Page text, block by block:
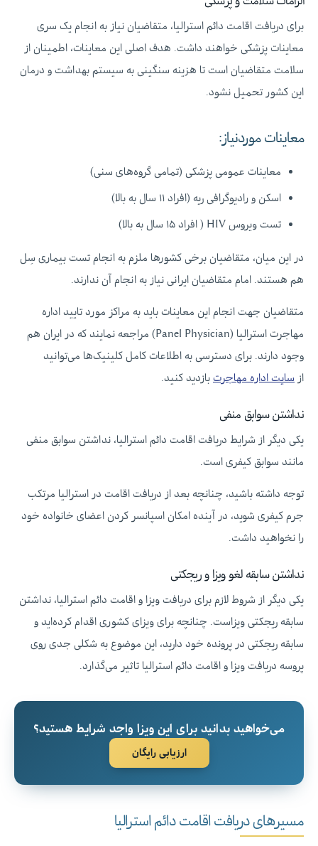
برای دریافت اقامت دائم استرالیا، متقاضیان نیاز به انجام یک سری
معاینات پزشکی خواهند داشت. هدف اصلی این معاینات، اطمینان از
سلامت متقاضیان است تا هزینه سنگینی به سیستم بهداشت و درمان
این کشور تحمیل نشود.
معاینات موردنیاز:
معاینات عمومی پزشکی (تمامی گروه‌های سنی)
اسکن و رادیوگرافی ریه (افراد ۱۱ سال به بالا)
تست ویروس HIV ( افراد ۱۵ سال به بالا)
در این میان، متقاضیان برخی کشورها ملزم به انجام تست بیماری سِل
هم هستند. امام متقاضیان ایرانی نیاز به انجام آن ندارند.
متقاضیان جهت انجام این معاینات باید به مراکز مورد تایید اداره
مهاجرت استرالیا (Panel Physician) مراجعه نمایند که در ایران هم
وجود دارند. برای دسترسی به اطلاعات کامل کلینیک‌ها می‌توانید
از سایت اداره مهاجرت بازدید کنید.
نداشتن سوابق منفی
یکی دیگر از شرایط دریافت اقامت دائم استرالیا، نداشتن سوابق منفی
مانند سوابق کیفری است.
توجه داشته باشید، چنانچه بعد از دریافت اقامت در استرالیا مرتکب
جرم کیفری شوید، در آینده امکان اسپانسر کردن اعضای خانواده خود
را نخواهید داشت.
نداشتن سابقه لغو ویزا و ریجکتی
یکی دیگر از شروط لازم برای دریافت ویزا و اقامت دائم استرالیا، نداشتن
سابقه ریجکتی ویزاست. چنانچه برای ویزای کشوری اقدام کرده‌اید و
سابقه ریجکتی در پرونده خود دارید، این موضوع به شکلی جدی روی
پروسه دریافت ویزا و اقامت دائم استرالیا تاثیر می‌گذارد.
می‌خواهید بدانید برای این ویزا واجد شرایط هستید؟
ارزیابی رایگان
مسیرهای دریافت اقامت دائم استرالیا